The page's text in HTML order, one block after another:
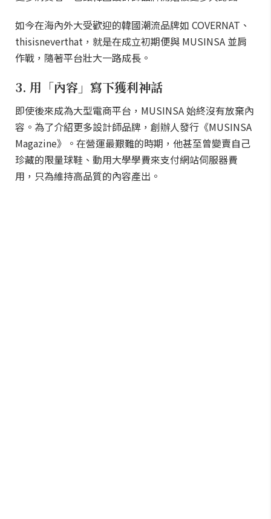
如今在海內外大受歡迎的韓國潮流品牌如 COVERNAT、
thisisneverthat，就是在成立初期便與 MUSINSA 並肩
作戰，隨著平台壯大一路成長。
3. 用「內容」寫下獲利神話
即使後來成為大型電商平台，MUSINSA 始終沒有放棄內
容。為了介紹更多設計師品牌，創辦人發行《MUSINSA
Magazine》。在營運最艱難的時期，他甚至曾變賣自己
珍藏的限量球鞋、動用大學學費來支付網站伺服器費
用，只為維持高品質的內容產出。